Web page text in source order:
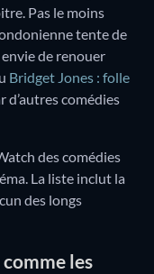
Pas le moins
tente de
de renouer
Bridget Jones : folle
d’autres comédies
des comédies
La liste inclut la
des longs
les